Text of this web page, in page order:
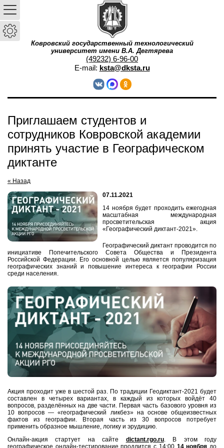
Ковровский государственный технологический
университет имени В.А. Дегтярева
(49232) 6-96-00
E-mail: ksta@dksta.ru
Приглашаем студентов и
сотрудников Ковровской академии
принять участие в Географическом
диктанте
« Назад
07.11.2021
14 ноября будет проходить ежегодная
масштабная международная
просветительская акция
«Географический диктант-2021».
Географический диктант проводится по
инициативе Попечительского Совета Общества и Президента
Российской Федерации. Его основной целью является популяризация
географических знаний и повышение интереса к географии России
среди населения.
Акция проходит уже в шестой раз.
По традиции Геодиктант-2021 будет
составлен в четырех вариантах, в каждый из которых войдёт 40
вопросов, разделённых на две части. Первая часть базового уровня из
10 вопросов — «географический ликбез» на основе общеизвестных
фактов из географии. Вторая часть из 30 вопросов потребует
применить образное мышление, логику и эрудицию.
Онлайн-акция стартует на сайте dictant.rgo.ru. В этом году
географическое онлайн-тестирование продлится с 14:0014 ноября до